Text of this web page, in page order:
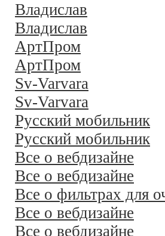
Владислав
Владислав
АртПром
АртПром
Sv-Varvara
Sv-Varvara
Русский мобильник
Русский мобильник
Все о вебдизайне
Все о вебдизайне
Все о фильтрах для
Все о вебдизайне
Все о вебдизайне